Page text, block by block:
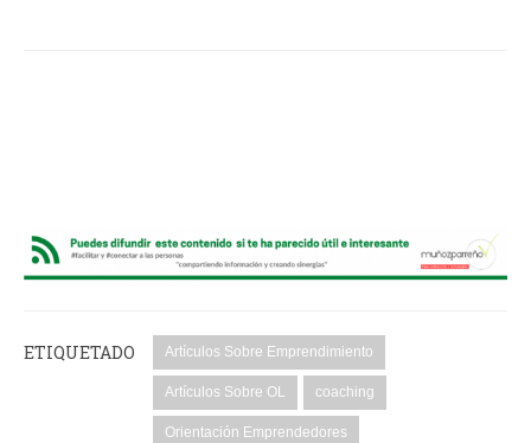
ETIQUETADO Artículos Sobre Emprendimiento
Artículos Sobre OL coaching
Orientación Emprendedores